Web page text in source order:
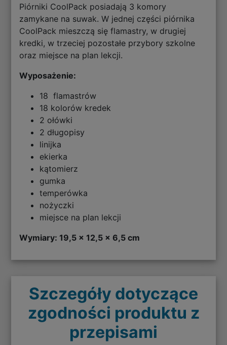
Piórniki CoolPack posiadają 3 komory
zamykane na suwak. W jednej części piórnika
CoolPack mieszczą się flamastry, w drugiej
kredki, w trzeciej pozostałe przybory szkolne
oraz miejsce na plan lekcji.
Wyposażenie:
18 flamastrów
18 kolorów kredek
2 ołówki
2 długopisy
linijka
ekierka
kątomierz
gumka
temperówka
nożyczki
miejsce na plan lekcji
Wymiary: 19,5 x 12,5 x 6,5 cm
Szczegóły dotyczące
zgodności produktu z
przepisami